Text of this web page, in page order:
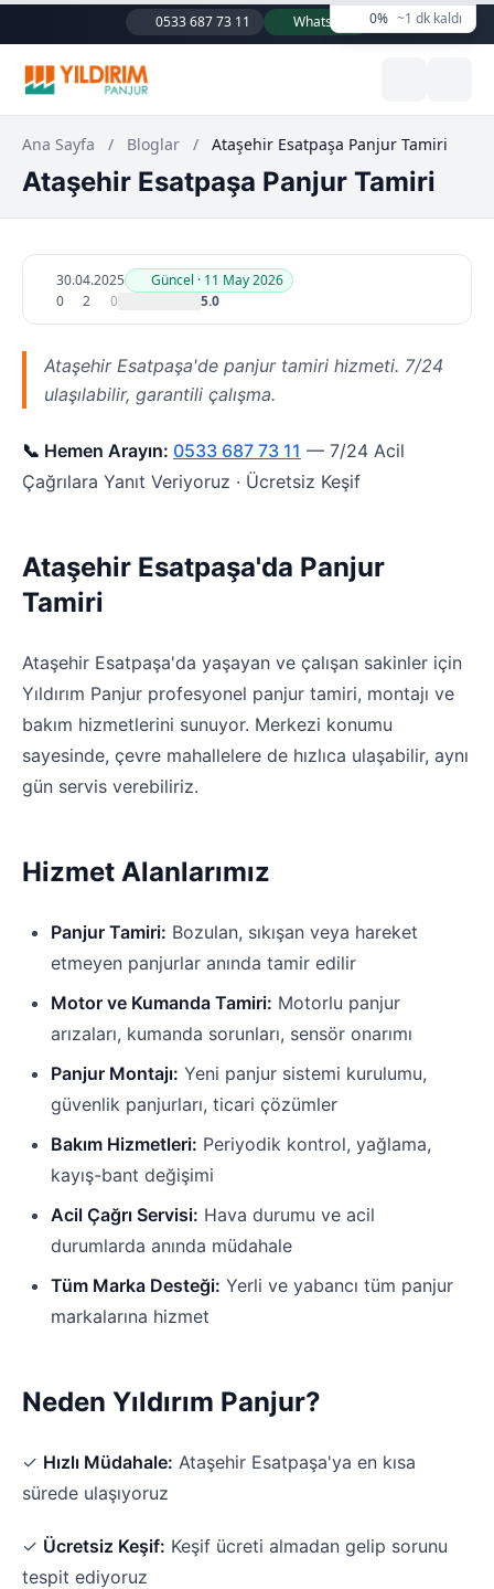
0533 687 73 11 WhatsApp 0% ~1 dk kaldı
Ana Sayfa / Bloglar / Ataşehir Esatpaşa Panjur Tamiri
Ataşehir Esatpaşa Panjur Tamiri
30.04.2025
Güncel · 11 May 2026
0
2 0 5.0
Ataşehir Esatpaşa'de panjur tamiri hizmeti. 7/24
ulaşılabilir, garantili çalışma.
📞 Hemen Arayın: 0533 687 73 11 — 7/24 Acil
Çağrılara Yanıt Veriyoruz · Ücretsiz Keşif
Ataşehir Esatpaşa'da Panjur
Tamiri
Ataşehir Esatpaşa'da yaşayan ve çalışan sakinler için
Yıldırım Panjur profesyonel panjur tamiri, montajı ve
bakım hizmetlerini sunuyor. Merkezi konumu
sayesinde, çevre mahallelere de hızlıca ulaşabilir, aynı
gün servis verebiliriz.
Hizmet Alanlarımız
Panjur Tamiri: Bozulan, sıkışan veya hareket
etmeyen panjurlar anında tamir edilir
Motor ve Kumanda Tamiri: Motorlu panjur
arızaları, kumanda sorunları, sensör onarımı
Panjur Montajı: Yeni panjur sistemi kurulumu,
güvenlik panjurları, ticari çözümler
Bakım Hizmetleri: Periyodik kontrol, yağlama,
kayış-bant değişimi
Acil Çağrı Servisi: Hava durumu ve acil
durumlarda anında müdahale
Tüm Marka Desteği: Yerli ve yabancı tüm panjur
markalarına hizmet
Neden Yıldırım Panjur?
✓ Hızlı Müdahale: Ataşehir Esatpaşa'ya en kısa
sürede ulaşıyoruz
✓ Ücretsiz Keşif: Keşif ücreti almadan gelip sorunu
tespit ediyoruz